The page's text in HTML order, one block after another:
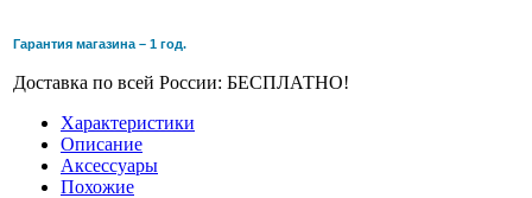
Гарантия магазина – 1 год.
Доставка по всей России: БЕСПЛАТНО!
Характеристики
Описание
Аксессуары
Похожие